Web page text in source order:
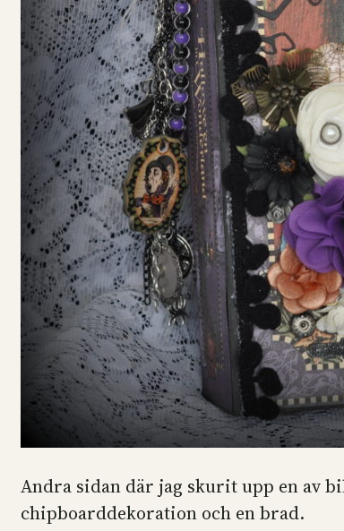
Andra sidan där jag skurit upp en av
chipboarddekoration och en brad.